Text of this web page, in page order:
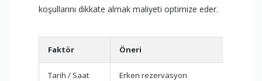
koşullarını dikkate almak maliyeti optimize eder.
Faktör Öneri
Tarih / Saat Erken rezervasyon